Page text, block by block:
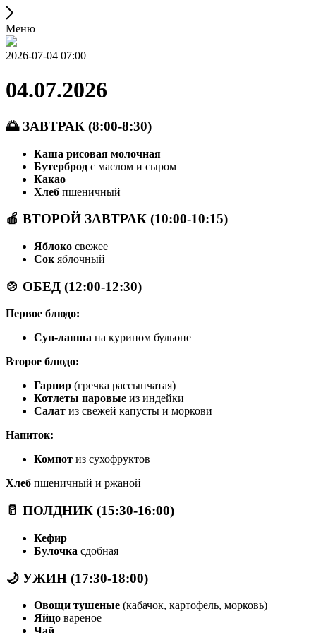
Меню
2026-07-04 07:00
04.07.2026
🌅 ЗАВТРАК (8:00-8:30)
Каша рисовая молочная
Бутерброд с маслом и сыром
Какао
Хлеб пшеничный
🍎 ВТОРОЙ ЗАВТРАК (10:00-10:15)
Яблоко свежее
Сок яблочный
🍲 ОБЕД (12:00-12:30)
Первое блюдо:
Суп-лапша на курином бульоне
Второе блюдо:
Гарнир (гречка рассыпчатая)
Котлеты паровые из индейки
Салат из свежей капусты и моркови
Напиток:
Компот из сухофруктов
Хлеб пшеничный и ржаной
🥛 ПОЛДНИК (15:30-16:00)
Кефир
Булочка сдобная
🌙 УЖИН (17:30-18:00)
Овощи тушеные (кабачок, картофель, морковь)
Яйцо вареное